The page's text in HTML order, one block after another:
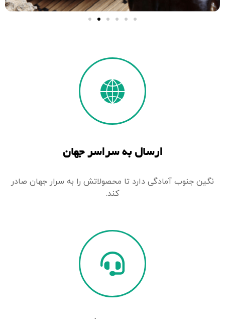
ارسال به سراسر جهان
نگین جنوب آمادگی دارد تا محصولاتش را به سرار جهان صادر
کند.